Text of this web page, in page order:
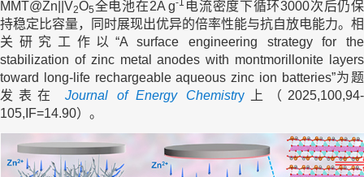
MMT@Zn||V2O5全电池在2A g-1 电流密度下循环3000次后仍保
持稳定比容量，同时展现出优异的倍率性能与抗自放电能力。相
关研究工作以“A surface engineering strategy for the
stabilization of zinc metal anodes with montmorillonite layers
toward long-life rechargeable aqueous zinc ion batteries”为题
发表在 Journal of Energy Chemistry 上（2025,100,94-
105,IF=14.90）。